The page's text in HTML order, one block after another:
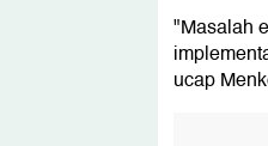
"Masalah
ucap